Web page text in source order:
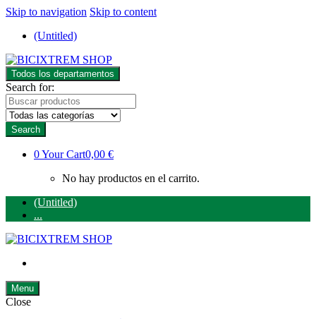
Skip to navigation Skip to content
(Untitled)
Todos los departamentos
Search for:
Search
0Your Cart0,00 €
No hay productos en el carrito.
(Untitled)
...
Menu
Close